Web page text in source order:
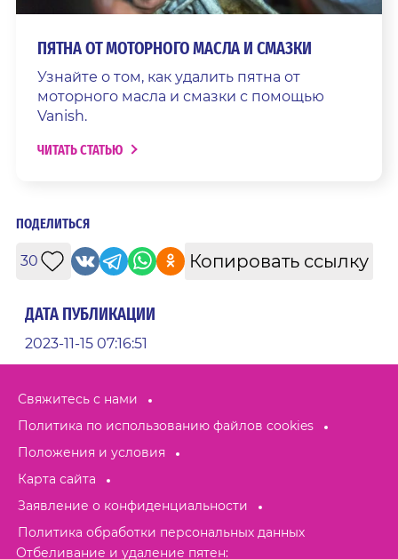
ПЯТНА ОТ МОТОРНОГО МАСЛА И СМАЗКИ
Узнайте о том, как удалить пятна от
моторного масла и смазки с помощью
Vanish.
ЧИТАТЬ СТАТЬЮ
ПОДЕЛИТЬСЯ
30 Копировать ссылку
ДАТА ПУБЛИКАЦИИ
2023-11-15 07:16:51
Свяжитесь с нами
Политика по использованию файлов cookies
Положения и условия
Карта сайта
Заявление о конфиденциальности
Политика обработки персональных данных
Отбеливание и удаление пятен: